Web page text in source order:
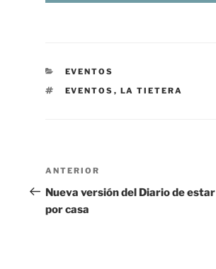
CATEGORÍAS
EVENTOS
ETIQUETAS
EVENTOS , LA TIETERA
Navegación
de
entradas
Entrada
anterior:
ANTERIOR
Nueva versión del Diario de estar
por casa